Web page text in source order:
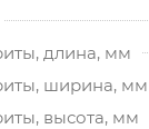
длина, мм
ширина, мм
высота, мм